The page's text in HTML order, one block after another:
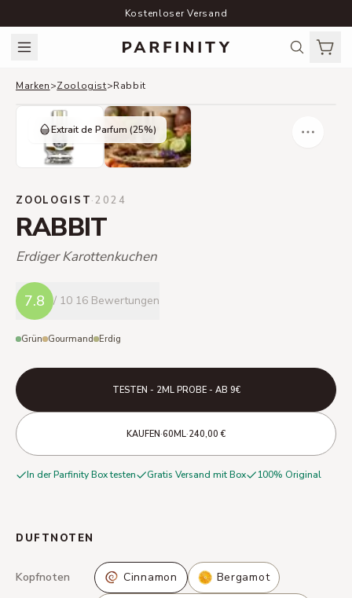
Kostenloser Versand
Marken>Zoologist>Rabbit
Extrait de Parfum (25%)
ZOOLOGIST·2024
RABBIT
Erdiger Karottenkuchen
7.8 / 10 16 Bewertungen
Grün Gourmand Erdig
TESTEN - 2ML PROBE - AB 9€
KAUFEN·60ML·240,00 €
In der Parfinity Box testen Gratis Versand mit Box 100% Original
DUFTNOTEN
Kopfnoten Cinnamon Bergamot